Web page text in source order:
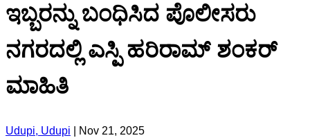
ಇಬ್ಬರನ್ನು ಬಂಧಿಸಿದ ಪೊಲೀಸರು
ನಗರದಲ್ಲಿ ಎಸ್ಪಿ ಹರಿರಾಮ್ ಶಂಕರ್
ಮಾಹಿತಿ
Udupi, Udupi Nov 21, 2025